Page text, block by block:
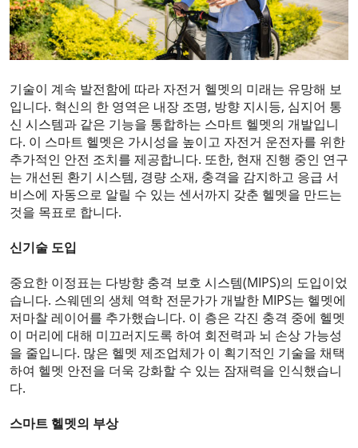
기술이 계속 발전함에 따라 자전거 헬멧의 미래는 유망해 보
입니다. 혁신의 한 영역은 내장 조명, 방향 지시등, 심지어 통
신 시스템과 같은 기능을 통합하는 스마트 헬멧의 개발입니
다. 이 스마트 헬멧은 가시성을 높이고 자전거 운전자를 위한
추가적인 안전 조치를 제공합니다. 또한, 현재 진행 중인 연구
는 개선된 환기 시스템, 경량 소재, 충격을 감지하고 응급 서
비스에 자동으로 알릴 수 있는 센서까지 갖춘 헬멧을 만드는
것을 목표로 합니다.
신기술 도입
중요한 이정표는 다방향 충격 보호 시스템(MIPS)의 도입이었
습니다. 스웨덴의 생체 역학 전문가가 개발한 MIPS는 헬멧에
저마찰 레이어를 추가했습니다. 이 층은 각진 충격 중에 헬멧
이 머리에 대해 미끄러지도록 하여 회전력과 뇌 손상 가능성
을 줄입니다. 많은 헬멧 제조업체가 이 획기적인 기술을 채택
하여 헬멧 안전을 더욱 강화할 수 있는 잠재력을 인식했습니
다.
스마트 헬멧의 부상